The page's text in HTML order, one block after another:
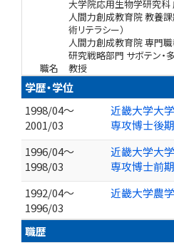
大学院応用生物学研究科
人間力創成教育院 教養課
術リテラシー）
人間力創成教育院 専門
研究戦略部門 サボテン・
職名
教授
学歴・学位
1998/04～
2001/03
近畿大学大
専攻博士後
1996/04～
1998/03
近畿大学大
専攻博士前
1992/04～
1996/03
近畿大学農
職歴